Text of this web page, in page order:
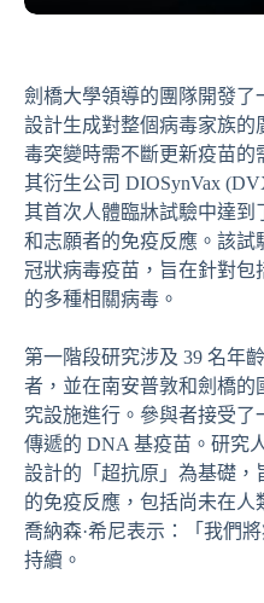
劍橋大學領導的團隊開發
設計生成對整個病毒家族
毒突變時需不斷更新疫苗的
其衍生公司 DIOSynVax
其首次人體臨牀試驗中達到
和志願者的免疫反應。該試
冠狀病毒疫苗，旨在針對包
的多種相關病毒。
第一階段研究涉及 39 名年
者，並在南安普敦和劍橋
究設施進行。參與者接受
傳遞的 DNA 基疫苗。研究
設計的「超抗原」為基礎
的免疫反應，包括尚未在
喬納森·希尼表示：「我們
持續。